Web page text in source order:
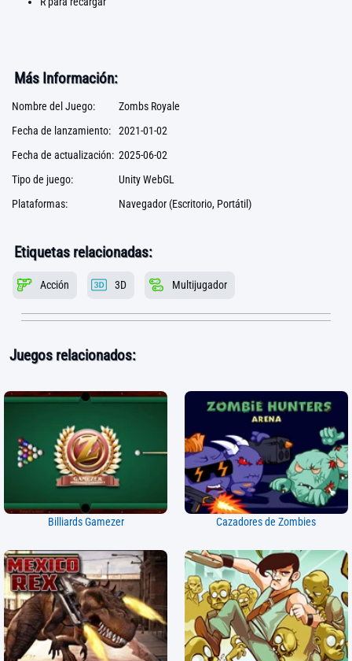
Más Información:
Nombre del Juego:
Zombs Royale
Fecha de lanzamiento: 2021-01-02
Fecha de actualización: 2025-06-02
Tipo de juego:
Unity WebGL
Plataformas:
Navegador (Escritorio, Portátil)
Etiquetas relacionadas:
Acción 3D Multijugador
Juegos relacionados:
Billiards Gamezer Cazadores de Zombies